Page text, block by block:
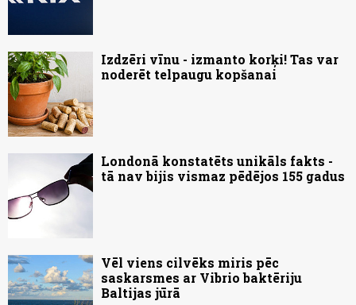
Izdzēri vīnu - izmanto korķi! Tas var
noderēt telpaugu kopšanai
Londonā konstatēts unikāls fakts -
tā nav bijis vismaz pēdējos 155 gadus
Vēl viens cilvēks miris pēc
saskarsmes ar Vibrio baktēriju
Baltijas jūrā